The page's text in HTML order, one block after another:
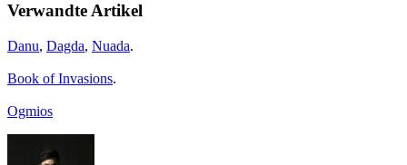
Verwandte Artikel
Danu, Dagda, Nuada.
Book of Invasions.
Ogmios